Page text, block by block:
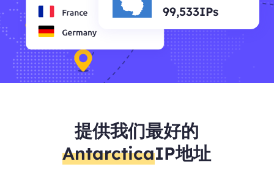
99,533IPs
提供我们最好的
AntarcticaIP地址